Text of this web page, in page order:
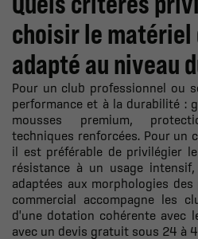
choisir le matériel
adapté au niveau
Pour un club professionnel ou
performance et à la durabilité :
mousses premium,
techniques renforcées. Pour un
il est préférable de privilégier
résistance à un usage
adaptées aux morphologies
commercial accompagne les
d'une dotation cohérente avec
avec un devis gratuit sous 24 à